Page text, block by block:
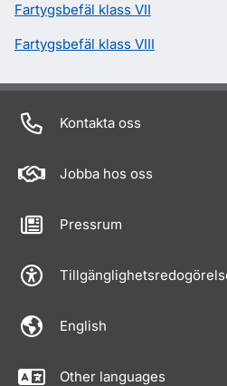
Fartygsbefäl klass VII
Fartygsbefäl klass VIII
Kontakta oss
Jobba hos oss
Pressrum
English
Other languages